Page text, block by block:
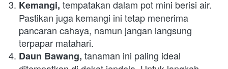
Kemangi, tempatakan dalam pot mini berisi air.
Pastikan juga kemangi ini tetap menerima
pancaran cahaya, namun jangan langsung
terpapar matahari.
Daun Bawang, tanaman ini paling ideal